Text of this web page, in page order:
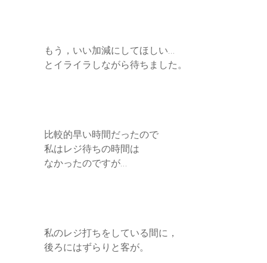
もう，いい加減にしてほしい…
とイライラしながら待ちました。
比較的早い時間だったので
私はレジ待ちの時間は
なかったのですが…
私のレジ打ちをしている間に，
後ろにはずらりと客が。